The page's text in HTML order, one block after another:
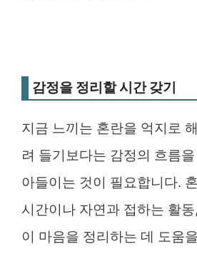
감정을 정리할 시간 갖기
지금 느끼는 혼란을 억지로
려 들기보다는 감정의 흐름
아들이는 것이 필요합니다.
시간이나 자연과 접하는 활
이 마음을 정리하는 데 도움